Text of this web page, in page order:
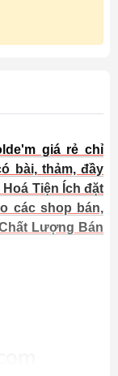
giá rẻ chỉ
bài, thảm, đầy
Tiện Ích đặt
các shop bán,
Lượng Bán